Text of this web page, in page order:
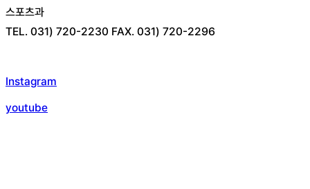
스포츠과
TEL. 031) 720-2230 FAX. 031) 720-2296
Instagram
youtube